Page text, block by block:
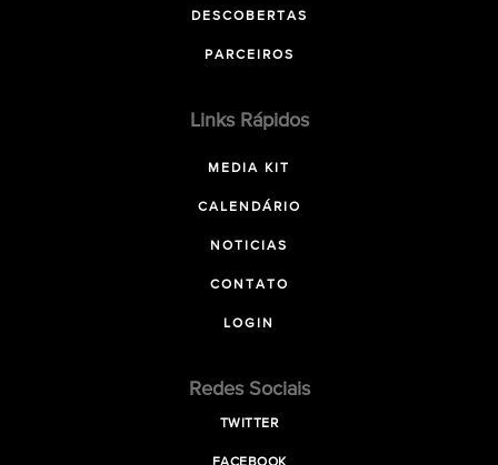
DESCOBERTAS
PARCEIROS
Links Rápidos
MEDIA KIT
CALENDÁRIO
NOTICIAS
CONTATO
LOGIN
Redes Sociais
TWITTER